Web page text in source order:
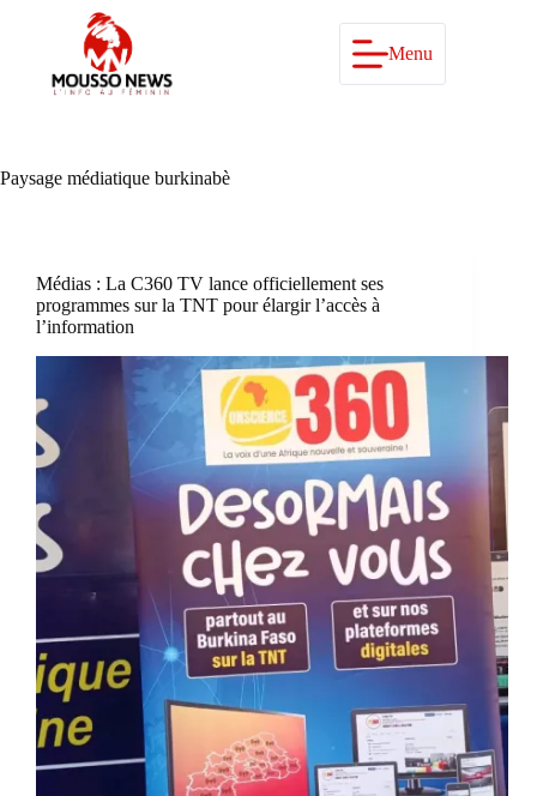
Menu
Paysage médiatique burkinabè
Médias : La C360 TV lance officiellement ses
programmes sur la TNT pour élargir l’accès à
l’information